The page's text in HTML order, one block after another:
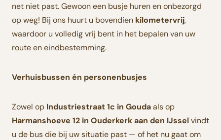
net niet past. Gewoon een busje huren en onbezorgd
op weg! Bij ons huurt u bovendien kilometervrij,
waardoor u volledig vrij bent in het bepalen van uw
route en eindbestemming.
Verhuisbussen én personenbusjes
Zowel op Industriestraat 1c in Goudaals op
Harmanshoeve 12 in Ouderkerk aan den IJsselvindt
u de bus die bij uw situatie past — of het nu gaat om